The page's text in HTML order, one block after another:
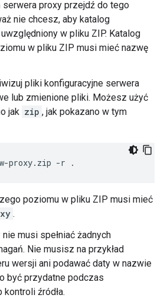
serwera proxy przejdź do tego
nie chcesz, aby katalog
uwzględniony w pliku ZIP. Katalog
w pliku ZIP musi mieć nazwę
pliki konfiguracyjne serwera
lub zmienione pliki. Możesz użyć
jak zip , jak pokazano w tym
proxy.zip -r .
poziomu w pliku ZIP musi mieć
.
musi spełniać żadnych
Nie musisz na przykład
wersji ani podawać daty w nazwie
być przydatne podczas
źródła.